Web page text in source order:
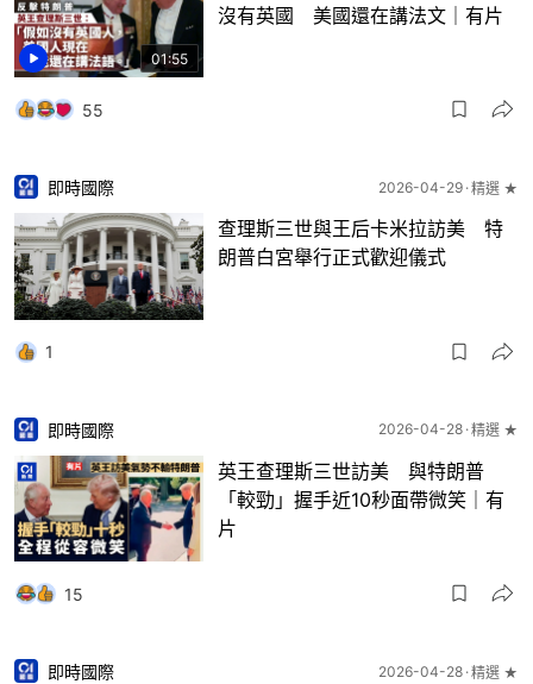
01:55
沒有英國 美國還在講法文｜有片
55
即時國際 2026-04-29 精選 ★
查理斯三世與王后卡米拉訪美 特
朗普白宮舉行正式歡迎儀式
1
即時國際 2026-04-28 精選 ★
英王查理斯三世訪美 與特朗普
「較勁」握手近10秒面帶微笑｜有
片
15
即時國際 2026-04-28 精選 ★